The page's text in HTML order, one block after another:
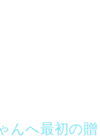
んへ最初の贈